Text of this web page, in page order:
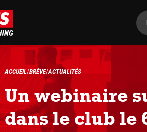
ACCUEIL BRÈVE ACTUALITÉS
Un webinaire
dans le club le